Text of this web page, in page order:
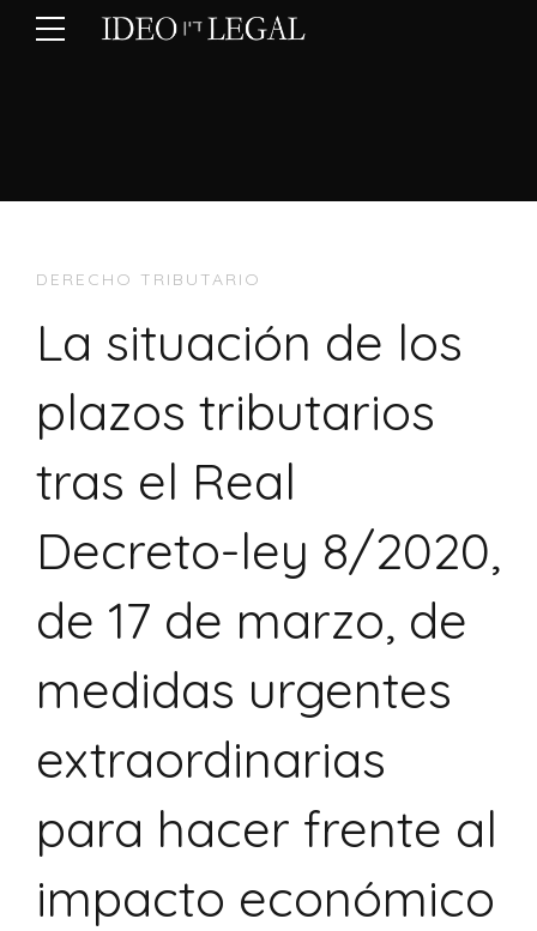
DERECHO TRIBUTARIO
La situación de los
plazos tributarios
tras el Real
Decreto-ley 8/2020,
de 17 de marzo, de
medidas urgentes
extraordinarias
para hacer frente al
impacto económico